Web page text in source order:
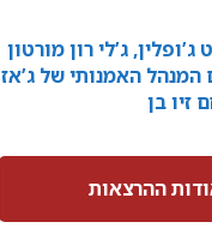
ג’לי רון מורטון
המנהל האמנותי של ג’אז
זיו בן
ההרצאות